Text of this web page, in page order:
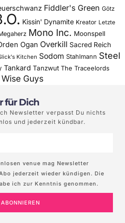
Fiddler's Green Götz
Kissin' Dynamite Kreator Letzte
Mono Inc. Moonspell
Ogan Overkill Sacred Reich
Kitchen Sodom Stahlmann Steel
Tankard Tanzwut The Traceelords
Wise Guys
für Dich
Newsletter verpasst Du nichts
und jederzeit kündbar.
venue mag Newsletter
jederzeit wieder kündigen. Die
ich zur Kenntnis genommen.
ABONNIEREN